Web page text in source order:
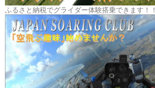
ふるさと納税でグライダー体験搭乗できます！！